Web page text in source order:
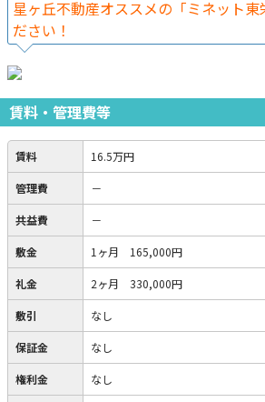
星ヶ丘不動産オススメの「ミネット東
ださい！
賃料・管理費等
賃料 16.5万円
管理費 －
共益費 －
敷金 1ヶ月 165,000円
礼金 2ヶ月 330,000円
敷引 なし
保証金 なし
権利金 なし